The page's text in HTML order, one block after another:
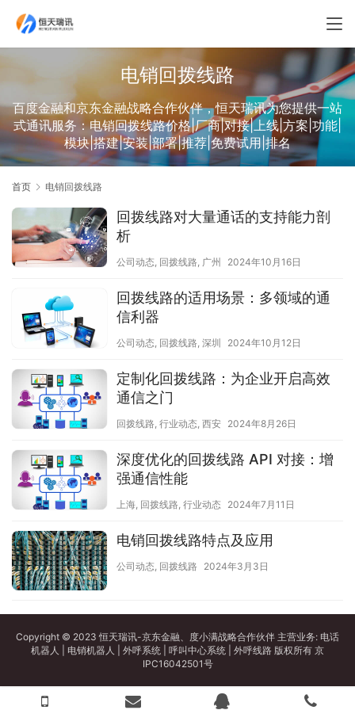
电销回拨线路
百度金融和京东金融战略合作伙伴，恒天瑞讯为您提供一站
式通讯服务：电销回拨线路价格|厂商|对接|上线|方案|功能|
模块|搭建|安装|部署|推荐|免费试用|排名
首页 电销回拨线路
回拨线路对大量通话的支持能力剖
析
公司动态, 回拨线路, 广州 2024年10月16日
回拨线路的适用场景：多领域的通
信利器
公司动态, 回拨线路, 深圳 2024年10月12日
定制化回拨线路：为企业开启高效
通信之门
回拨线路, 行业动态, 西安 2024年8月26日
深度优化的回拨线路 API 对接：增
强通信性能
上海, 回拨线路, 行业动态 2024年7月11日
电销回拨线路特点及应用
公司动态, 回拨线路 2024年3月3日
Copyright © 2023 恒天瑞讯-京东金融、度小满战略合作伙伴 主营业务: 电话
机器人
电销机器人 外呼系统 呼叫中心系统 外呼线路 版权所有 京
IPC16042501号